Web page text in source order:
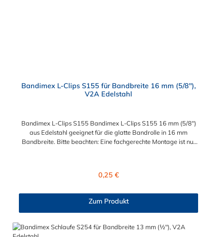
Bandimex L-Clips S155 für Bandbreite 16 mm (5/8"),
V2A Edelstahl
Bandimex L-Clips S155 Bandimex L-Clips S155 16 mm (5/8")
aus Edelstahl geeignet für die glatte Bandrolle in 16 mm
Bandbreite. Bitte beachten: Eine fachgerechte Montage ist nur
Regulärer Preis:
0,25 €
Zum Produkt